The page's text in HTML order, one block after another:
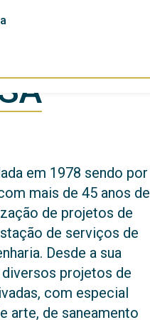
em 1978 sendo por
mais de 45 anos de
de projetos de
de serviços de
Desde a sua
projetos de
com especial
arte, de saneamento